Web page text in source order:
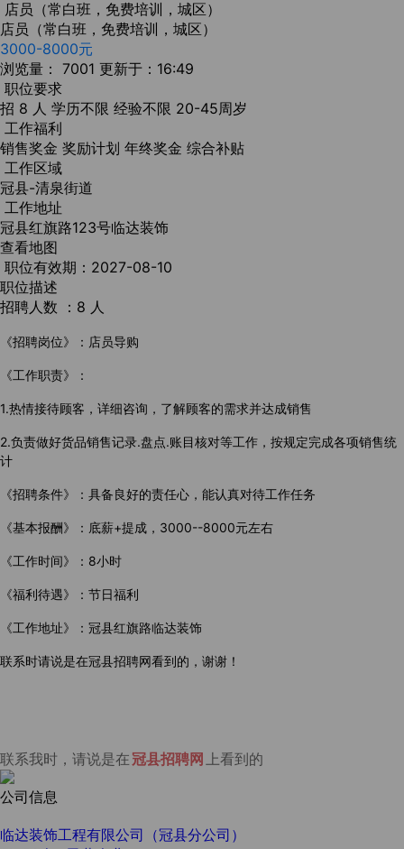
店员（常白班，免费培训，城区）
店员（常白班，免费培训，城区）
3000-8000元
浏览量： 7001 更新于：16:49
职位要求
招 8 人 学历不限 经验不限 20-45周岁
工作福利
销售奖金 奖励计划 年终奖金 综合补贴
工作区域
冠县-清泉街道
工作地址
冠县红旗路123号临达装饰
查看地图
职位有效期：2027-08-10
职位描述
招聘人数 ：8 人
《招聘岗位》：店员导购
《工作职责》：
1.热情接待顾客，详细咨询，了解顾客的需求并达成销售
2.负责做好货品销售记录.盘点.账目核对等工作，按规定完成各项销售统
计
《招聘条件》：具备良好的责任心，能认真对待工作任务
《基本报酬》：底薪+提成，3000--8000元左右
《工作时间》：8小时
《福利待遇》：节日福利
《工作地址》：冠县红旗路临达装饰
联系时请说是在冠县招聘网看到的，谢谢！
联系我时，请说是在 冠县招聘网 上看到的
公司信息
临达装饰工程有限公司（冠县分公司）